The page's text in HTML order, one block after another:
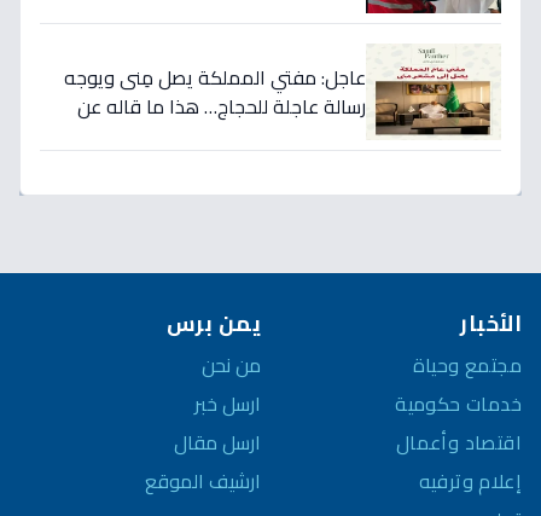
عاجل: مفتي المملكة يصل مِنى ويوجه
رسالة عاجلة للحجاج… هذا ما قاله عن
الأخبار
مجتمع وحياة
خدمات حكومية
اقتصاد وأعمال
إعلام وترفيه
يمن برس
من نحن
ارسل خبر
ارسل مقال
ارشيف الموقع